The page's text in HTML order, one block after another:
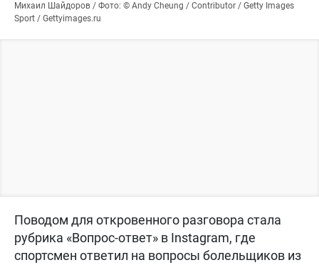
Михаил Шайдоров / Фото: © Andy Cheung / Contributor / Getty Images
Sport / Gettyimages.ru
Поводом для откровенного разговора стала
рубрика «Вопрос-ответ» в Instagram, где
спортсмен ответил на вопросы болельщиков из